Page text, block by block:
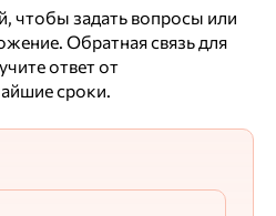
чтобы задать вопросы или
Обратная связь для
ответ от
сроки.